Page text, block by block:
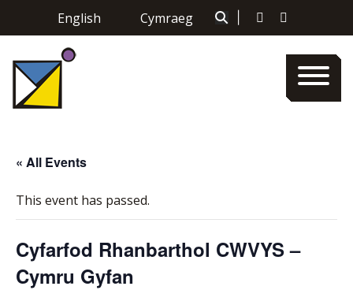
English Cymraeg
« All Events
This event has passed.
Cyfarfod Rhanbarthol CWVYS –
Cymru Gyfan